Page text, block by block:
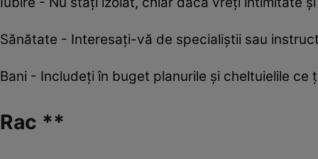
Sănătate - Interesați-vă de specialiștii sau
Bani - Includeți în buget planurile și cheltuielile ce
Rac **